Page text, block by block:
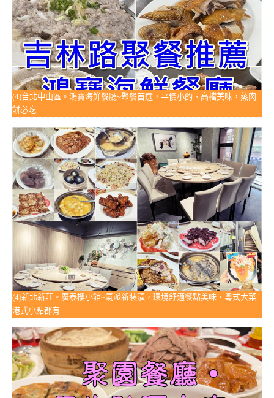
(4)台北中山區。鴻寶海鮮餐廳~聚餐首選，平價小酌、高檔美味，蒸肉
餅必吃
(4)新北新莊。廣泰樓小館~氣派新裝潢，環境舒適餐點美味，粵式大菜
港式小點都有